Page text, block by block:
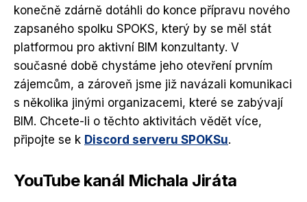
konečně zdárně dotáhli do konce přípravu nového
zapsaného spolku SPOKS, který by se měl stát
platformou pro aktivní BIM konzultanty. V
současné době chystáme jeho otevření prvním
zájemcům, a zároveň jsme již navázali komunikaci
s několika jinými organizacemi, které se zabývají
BIM. Chcete-li o těchto aktivitách vědět více,
připojte se k Discord serveru SPOKSu.
YouTube kanál Michala Jiráta